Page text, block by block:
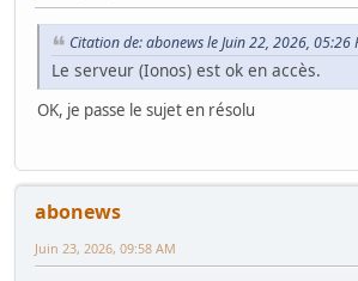
Citation de: abonews le Juin 22, 2026, 05:26
Le serveur (Ionos) est ok en accès.
OK, je passe le sujet en résolu
abonews
Juin 23, 2026, 09:58 AM